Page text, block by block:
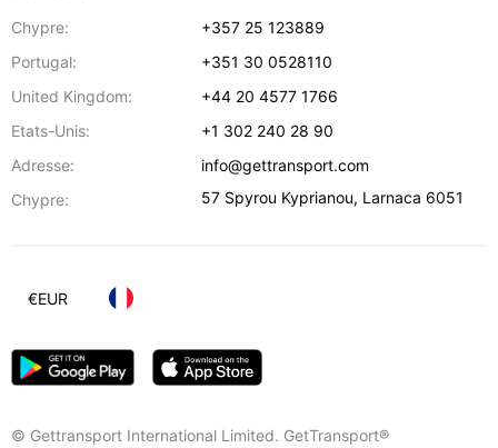
Chypre:
+357 25 123889
Portugal:
+351 30 0528110
United Kingdom:
+44 20 4577 1766
Etats-Unis:
+1 302 240 28 90
Adresse:
info@gettransport.com
Chypre:
57 Spyrou Kyprianou, Larnaca 6051
© Gettransport International Limited. GetTransport®
€EUR